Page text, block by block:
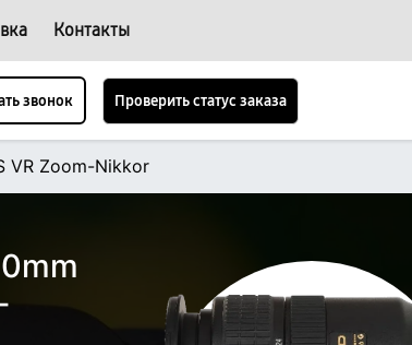
Контакты
звонок Проверить статус заказа
VR Zoom-Nikkor